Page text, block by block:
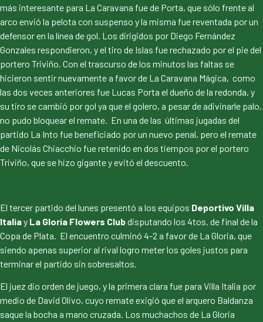
más interesante para La Caravana fue de Porta, que sólo frente al
arco envió la pelota con suspenso y la misma fue reventada por un
defensor en la línea de gol. Los dirigidos por Diego Fernández
Gonzales respondieron, y el tiro de Islas fue rechazado por el pie del
portero Triviño. Con el trascurso de los minutos las faltas se
hicieron sentir nuevamente a favor de La Caravana Mágica, como
las dos veces anteriores fue Lucas Porta el dueño de la redonda, y
su tiro se cambió por gol ya que el golero, a pesar de adivinarle palo,
no pudo bloquear el remate. En una de las últimas jugadas del
partido La Into fue beneficiado por un nuevo penal, pero el remate
de Nicolás Chiacchio fue retenido en dos tiempos por el portero
Triviño, que se hizo gigante y evitó el descuento.
El tercer partido del lunes presentó a los equipos Deportivo Villa
Italiay La Gloria Flowers Clubdisputando los 4tos. de final de la
Copa de Plata. El encuentro culminó 4-2 a favor de La Gloria, que
siendo apenas superior al rival logro meter los goles justos para
terminar el partido sin sobresaltos.
El juez dio orden de juego, y la primera clara fue para Villa Italia por
medio de David Olivo, cuyo remate exigió que el arquero Baldanza
saque la bocha a mano cruzada. Los muchachos de La Gloria